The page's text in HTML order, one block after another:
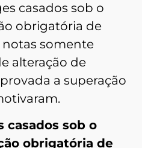
casados sob o
obrigatória de
notas somente
alteração de
a superação
casados sob o
obrigatória de